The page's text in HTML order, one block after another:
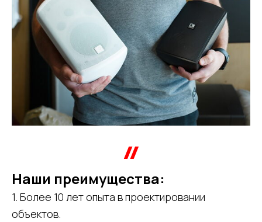
Наши преимущества:
1. Более 10 лет опыта в проектировании
объектов.